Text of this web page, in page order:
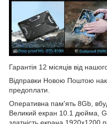
Гарантія 12 місяців від
Відправки Новою Поштою
предоплати.
Оперативна пам'ять 8Gb,
Великий екран 10.1 дюйма,